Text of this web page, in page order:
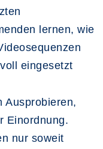
lernen, wie
eingesetzt
Ausprobieren,
Einordnung.
nur soweit